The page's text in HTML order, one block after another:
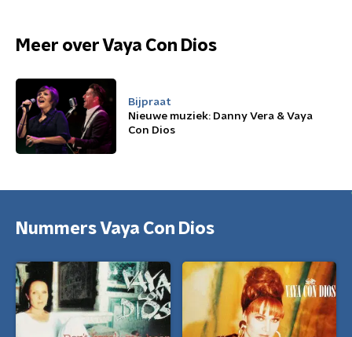
Meer over Vaya Con Dios
Bijpraat
Nieuwe muziek: Danny Vera & Vaya
Con Dios
Nummers Vaya Con Dios